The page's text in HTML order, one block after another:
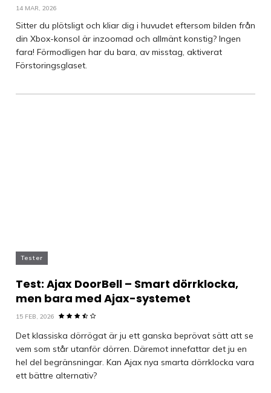
14 MAR, 2026
Sitter du plötsligt och kliar dig i huvudet eftersom bilden från
din Xbox-konsol är inzoomad och allmänt konstig? Ingen
fara! Förmodligen har du bara, av misstag, aktiverat
Förstoringsglaset.
Tester
Test: Ajax DoorBell – Smart dörrklocka,
men bara med Ajax-systemet
15 FEB, 2026
Det klassiska dörrögat är ju ett ganska beprövat sätt att se
vem som står utanför dörren. Däremot innefattar det ju en
hel del begränsningar. Kan Ajax nya smarta dörrklocka vara
ett bättre alternativ?